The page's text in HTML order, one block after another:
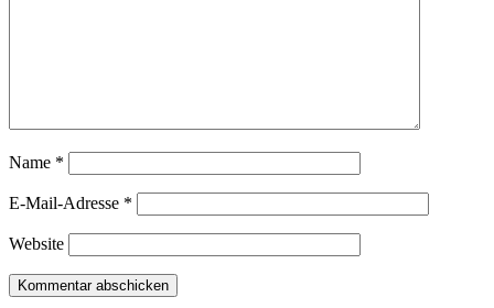
Name *
E-Mail-Adresse *
Website